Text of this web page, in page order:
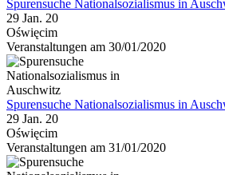
Spurensuche Nationalsozialismus in
29 Jan. 20
Oświęcim
Veranstaltungen am 30/01/2020
Spurensuche Nationalsozialismus in
29 Jan. 20
Oświęcim
Veranstaltungen am 31/01/2020